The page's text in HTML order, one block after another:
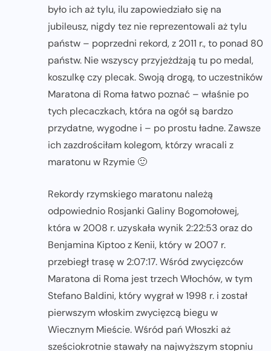
było ich aż tylu, ilu zapowiedziało się na
jubileusz, nigdy tez nie reprezentowali aż tylu
państw – poprzedni rekord, z 2011 r., to ponad 80
państw. Nie wszyscy przyjeżdżają tu po medal,
koszulkę czy plecak. Swoją drogą, to uczestników
Maratona di Roma łatwo poznać – właśnie po
tych plecaczkach, która na ogół są bardzo
przydatne, wygodne i – po prostu ładne. Zawsze
ich zazdrościłam kolegom, którzy wracali z
maratonu w Rzymie 🙂
Rekordy rzymskiego maratonu należą
odpowiednio Rosjanki Galiny Bogomołowej,
która w 2008 r. uzyskała wynik 2:22:53 oraz do
Benjamina Kiptoo z Kenii, który w 2007 r.
przebiegł trasę w 2:07:17. Wśród zwycięzców
Maratona di Roma jest trzech Włochów, w tym
Stefano Baldini, który wygrał w 1998 r. i został
pierwszym włoskim zwycięzcą biegu w
Wiecznym Mieście. Wśród pań Włoszki aż
sześciokrotnie stawały na najwyższym stopniu